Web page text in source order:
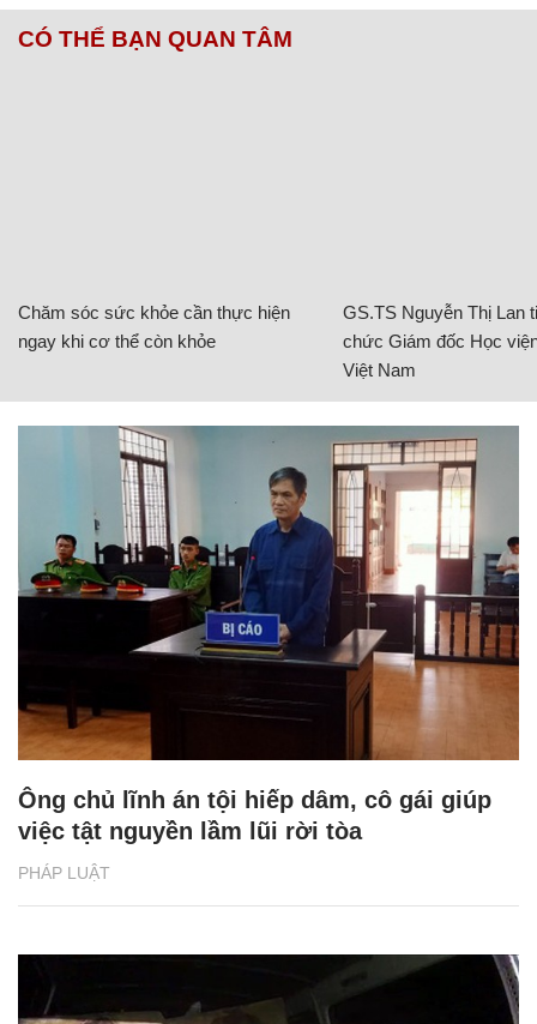
CÓ THỂ BẠN QUAN TÂM
Chăm sóc sức khỏe cần thực hiện
ngay khi cơ thể còn khỏe
GS.TS Nguyễn Thị Lan
chức Giám đốc Học
Việt Nam
PHÁP LUẬT
Ông chủ lĩnh án tội hiếp dâm, cô gái giúp
việc tật nguyền lầm lũi rời tòa